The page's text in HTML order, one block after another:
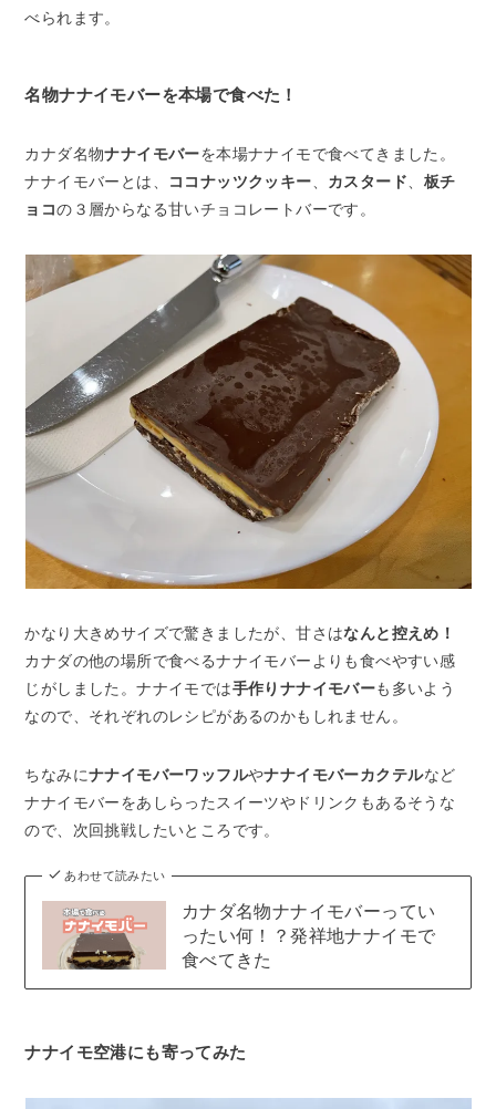
べられます。
名物ナナイモバーを本場で食べた！
カナダ名物ナナイモバーを本場ナナイモで食べてきました。
ナナイモバーとは、
ココナッツクッキー カスタード
板チ
ョコの３層からなる甘いチョコレートバーです。
かなり大きめサイズで驚きましたが、甘さはなんと控えめ！
カナダの他の場所で食べるナナイモバーよりも食べやすい感
じがしました。ナナイモでは手作りナナイモバーも多いよう
なので、それぞれのレシピがあるのかもしれません。
ちなみにナナイモバーワッフルやナナイモバーカクテルなど
ナナイモバーをあしらったスイーツやドリンクもあるそうな
ので、次回挑戦したいところです。
あわせて読みたい
カナダ名物ナナイモバーってい
ったい何！？発祥地ナナイモで
食べてきた
ナナイモ空港にも寄ってみた